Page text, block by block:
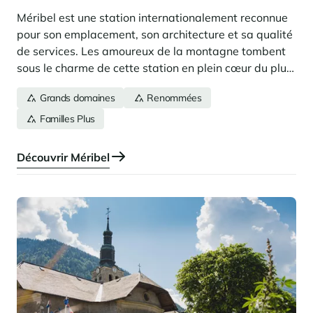
Méribel est une station internationalement reconnue
pour son emplacement, son architecture et sa qualité
de services. Les amoureux de la montagne tombent
sous le charme de cette station en plein cœur du plus
Grands domaines
Renommées
Familles Plus
Découvrir Méribel